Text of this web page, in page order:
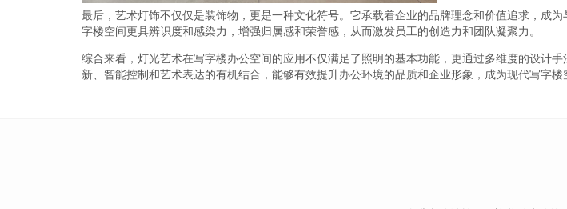
最后，艺术灯饰不仅仅是装饰物，更是一种文化符号。它承载着企业的品牌理念和价值追求，成
字楼空间更具辨识度和感染力，增强归属感和荣誉感，从而激发员工的创造力和团队凝聚力。
综合来看，灯光艺术在写字楼办公空间的应用不仅满足了照明的基本功能，更通过多维度的设计
新、智能控制和艺术表达的有机结合，能够有效提升办公环境的品质和企业形象，成为现代写字楼